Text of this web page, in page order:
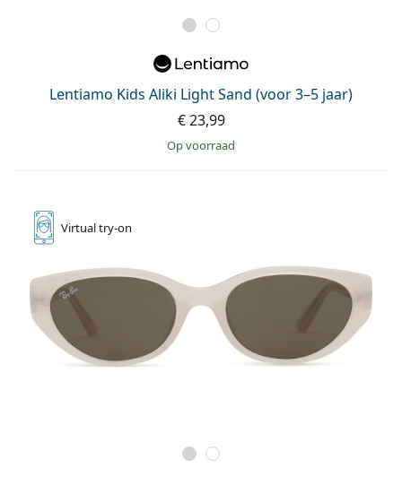
Lentiamo Kids Aliki Light Sand (voor 3–5 jaar)
€ 23,99
op voorraad
Virtualtry-on